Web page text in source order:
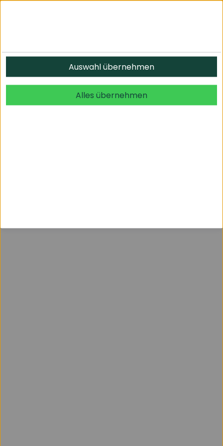
© 2026 undefined. alle Rechte vorbehalten.
Auswahl übernehmen
Alles übernehmen